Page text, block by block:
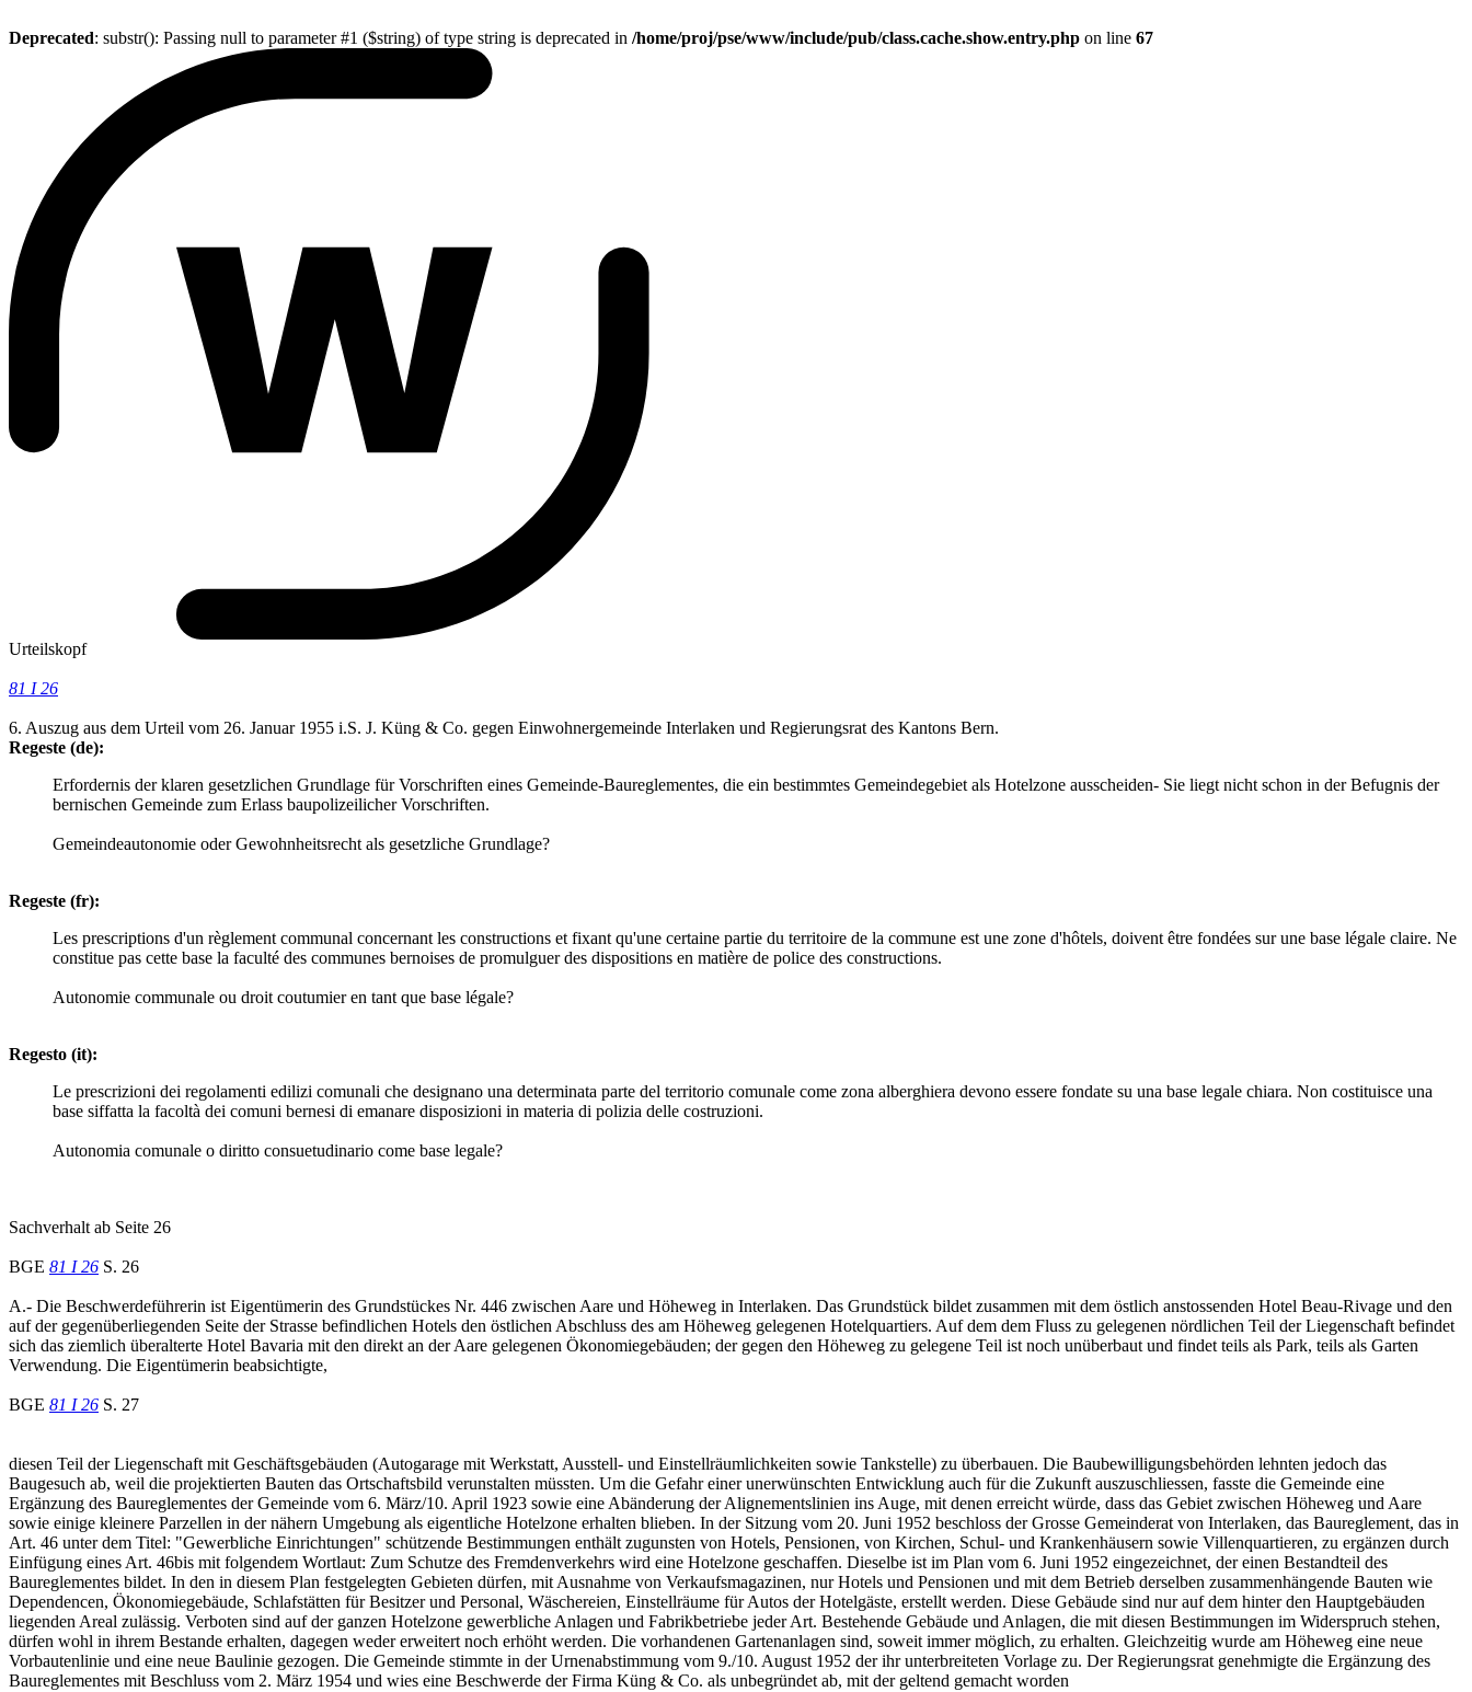
Deprecated: substr(): Passing null to parameter #1 ($string) of type string is deprecated in /home/proj/pse/www/include/pub/class.cache.show.entry.php on line 67
Urteilskopf
81 I 26
6. Auszug aus dem Urteil vom 26. Januar 1955 i.S. J. Küng & Co. gegen Einwohnergemeinde Interlaken und Regierungsrat des Kantons Bern.
Regeste (de):
Erfordernis der klaren gesetzlichen Grundlage für Vorschriften eines Gemeinde-Baureglementes, die ein bestimmtes Gemeindegebiet als Hotelzone ausscheiden- Sie liegt nicht schon in der Befugnis der
bernischen Gemeinde zum Erlass baupolizeilicher Vorschriften.
Gemeindeautonomie oder Gewohnheitsrecht als gesetzliche Grundlage?
Regeste (fr):
Les prescriptions d'un règlement communal concernant les constructions et fixant qu'une certaine partie du territoire de la commune est une zone d'hôtels, doivent être fondées sur une base légale claire. Ne
constitue pas cette base la faculté des communes bernoises de promulguer des dispositions en matière de police des constructions.
Autonomie communale ou droit coutumier en tant que base légale?
Regesto (it):
Le prescrizioni dei regolamenti edilizi comunali che designano una determinata parte del territorio comunale come zona alberghiera devono essere fondate su una base legale chiara. Non costituisce una
base siffatta la facoltà dei comuni bernesi di emanare disposizioni in materia di polizia delle costruzioni.
Autonomia comunale o diritto consuetudinario come base legale?
Sachverhalt ab Seite 26
BGE 81 I 26 S. 26
A.- Die Beschwerdeführerin ist Eigentümerin des Grundstückes Nr. 446 zwischen Aare und Höheweg in Interlaken. Das Grundstück bildet zusammen mit dem östlich anstossenden Hotel Beau-Rivage und den
auf der gegenüberliegenden Seite der Strasse befindlichen Hotels den östlichen Abschluss des am Höheweg gelegenen Hotelquartiers. Auf dem dem Fluss zu gelegenen nördlichen Teil der Liegenschaft befindet
sich das ziemlich überalterte Hotel Bavaria mit den direkt an der Aare gelegenen Ökonomiegebäuden; der gegen den Höheweg zu gelegene Teil ist noch unüberbaut und findet teils als Park, teils als Garten
Verwendung. Die Eigentümerin beabsichtigte,
BGE 81 I 26 S. 27
diesen Teil der Liegenschaft mit Geschäftsgebäuden (Autogarage mit Werkstatt, Ausstell- und Einstellräumlichkeiten sowie Tankstelle) zu überbauen. Die Baubewilligungsbehörden lehnten jedoch das
Baugesuch ab, weil die projektierten Bauten das Ortschaftsbild verunstalten müssten. Um die Gefahr einer unerwünschten Entwicklung auch für die Zukunft auszuschliessen, fasste die Gemeinde eine
Ergänzung des Baureglementes der Gemeinde vom 6. März/10. April 1923 sowie eine Abänderung der Alignementslinien ins Auge, mit denen erreicht würde, dass das Gebiet zwischen Höheweg und Aare
sowie einige kleinere Parzellen in der nähern Umgebung als eigentliche Hotelzone erhalten blieben. In der Sitzung vom 20. Juni 1952 beschloss der Grosse Gemeinderat von Interlaken, das Baureglement, das in
Art. 46 unter dem Titel: "Gewerbliche Einrichtungen" schützende Bestimmungen enthält zugunsten von Hotels, Pensionen, von Kirchen, Schul- und Krankenhäusern sowie Villenquartieren, zu ergänzen durch
Einfügung eines Art. 46bis mit folgendem Wortlaut: Zum Schutze des Fremdenverkehrs wird eine Hotelzone geschaffen. Dieselbe ist im Plan vom 6. Juni 1952 eingezeichnet, der einen Bestandteil des
Baureglementes bildet. In den in diesem Plan festgelegten Gebieten dürfen, mit Ausnahme von Verkaufsmagazinen, nur Hotels und Pensionen und mit dem Betrieb derselben zusammenhängende Bauten wie
Dependencen, Ökonomiegebäude, Schlafstätten für Besitzer und Personal, Wäschereien, Einstellräume für Autos der Hotelgäste, erstellt werden. Diese Gebäude sind nur auf dem hinter den Hauptgebäuden
liegenden Areal zulässig. Verboten sind auf der ganzen Hotelzone gewerbliche Anlagen und Fabrikbetriebe jeder Art. Bestehende Gebäude und Anlagen, die mit diesen Bestimmungen im Widerspruch stehen,
dürfen wohl in ihrem Bestande erhalten, dagegen weder erweitert noch erhöht werden. Die vorhandenen Gartenanlagen sind, soweit immer möglich, zu erhalten. Gleichzeitig wurde am Höheweg eine neue
Vorbautenlinie und eine neue Baulinie gezogen. Die Gemeinde stimmte in der Urnenabstimmung vom 9./10. August 1952 der ihr unterbreiteten Vorlage zu. Der Regierungsrat genehmigte die Ergänzung des
Baureglementes mit Beschluss vom 2. März 1954 und wies eine Beschwerde der Firma Küng & Co. als unbegründet ab, mit der geltend gemacht worden